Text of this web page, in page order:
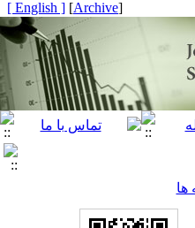
[
Archive
]
[ English ]